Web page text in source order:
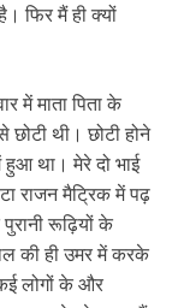
फिर मैं ही क्यों
में माता पिता के
थी। छोटी होने
था। मेरे दो भाई
राजन मैट्रिक में पढ़
रूढ़ियों के
की ही उमर में करके
लोगों के और